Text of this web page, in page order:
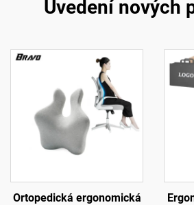
Uvedení nových
Ortopedická ergonomická